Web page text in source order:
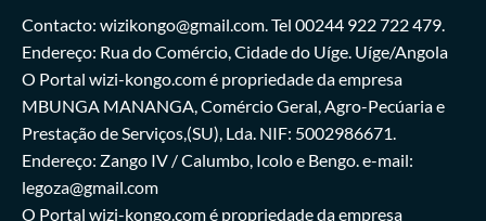
Contacto: wizikongo@gmail.com. Tel 00244 922 722 479.
Endereço: Rua do Comércio, Cidade do Uíge. Uíge/Angola
O Portal wizi-kongo.com é propriedade da empresa
MBUNGA MANANGA, Comércio Geral, Agro-Pecúaria e
Prestação de Serviços,(SU), Lda. NIF: 5002986671.
Endereço: Zango IV / Calumbo, Icolo e Bengo. e-mail:
legoza@gmail.com
O Portal wizi-kongo.com é propriedade da empresa